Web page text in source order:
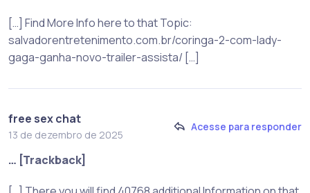
[…] Find More Info here to that Topic:
salvadorentretenimento.com.br/coringa-2-com-lady-
gaga-ganha-novo-trailer-assista/ […]
free sex chat
13 de dezembro de 2025
Acesse para responder
… [Trackback]